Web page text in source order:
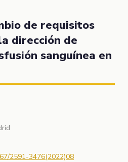
de requisitos
dirección de
sanguínea en
2591-3476(2022)08